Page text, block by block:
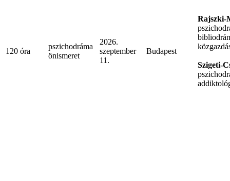
120 óra
pszichodráma
önismeret
2026.
szeptember
11.
Budapest
Rajszki-
Szigeti-